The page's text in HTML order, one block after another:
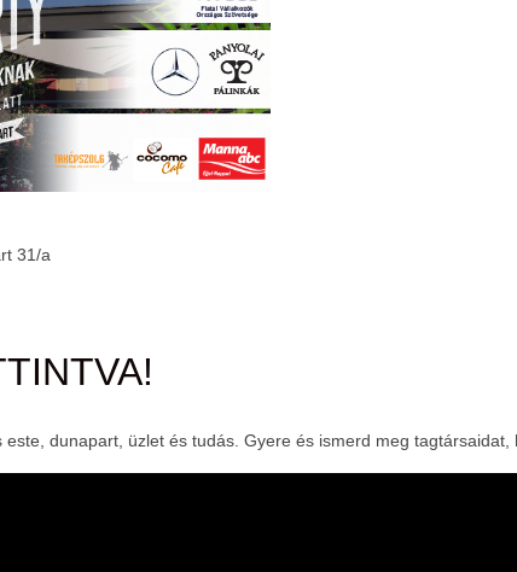
Teltházas FIVOSZ Garden Party-t tartottunk a Continental
2017-
31/a
dunapart, üzlet és tudás. Gyere és ismerd meg